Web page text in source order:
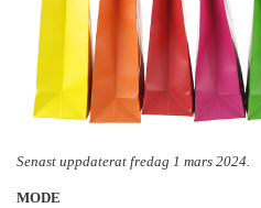
Senast uppdaterat fredag 1 mars 2024.
MODE